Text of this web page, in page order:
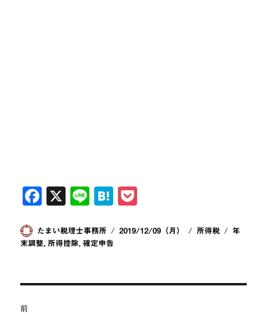
F
c
e
o
X
Li
e
H
e ck
投
稿
たまい税理士事務所
投
2019/12/09（月）
カ
所得税
タ
年
末調整, 所得控除,確定申告
前